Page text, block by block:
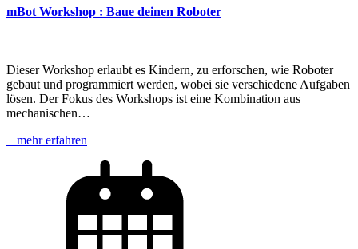
mBot Workshop : Baue deinen Roboter
Dieser Workshop erlaubt es Kindern, zu erforschen, wie Roboter
gebaut und programmiert werden, wobei sie verschiedene Aufgaben
lösen. Der Fokus des Workshops ist eine Kombination aus
mechanischen…
+ mehr erfahren